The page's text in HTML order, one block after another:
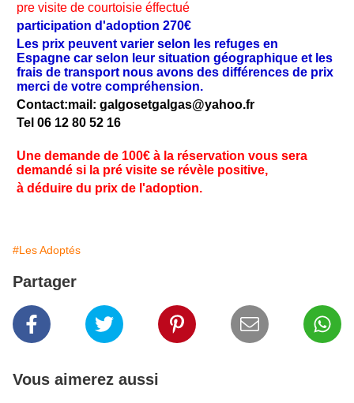
pre visite de courtoisie éffectué
participation d'adoption 270€
Les prix peuvent varier selon les refuges en
Espagne car selon leur situation géographique et les
frais de transport nous avons des différences de prix
merci de votre compréhension.
Contact:mail: galgosetgalgas@yahoo.fr
Tel 06 12 80 52 16
Une demande de 100€ à la réservation vous sera
demandé si la pré visite se révèle positive,
à déduire du prix de l'adoption.
#Les Adoptés
Partager
Vous aimerez aussi